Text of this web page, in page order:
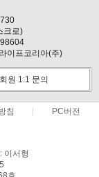
크로)
이프코리아(주)
원 1:1 문의
침 PC버전
이서형